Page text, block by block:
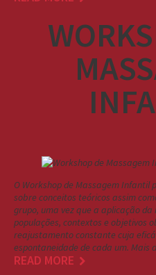
O Workshop de Massagem Infantil
sobre conceitos teóricos assim
grupo, uma vez que a aplicação
populações, contextos e objetivos
reajustamento constante cuja
espontaneidade de cada um. Mais
READ MORE